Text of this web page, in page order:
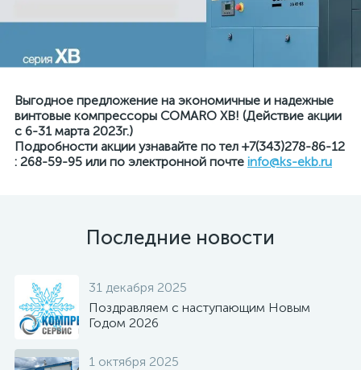
Выгодное предложение на экономичные и надежные
винтовые компрессоры COMARO XB! (Действие акции
с 6-31 марта 2023г.)
Подробности акции узнавайте по тел +7(343)278-86-12
: 268-59-95 или по электронной почте info@ks-ekb.ru
Последние новости
31 декабря 2025
Поздравляем с наступающим Новым
Годом 2026
1 октября 2025